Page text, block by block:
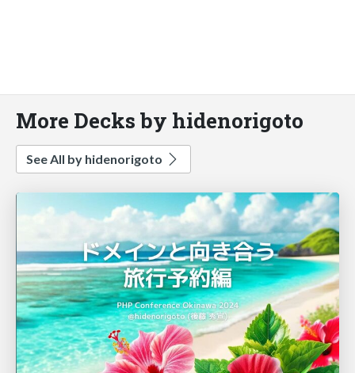
More Decks by hidenorigoto
See All by hidenorigoto